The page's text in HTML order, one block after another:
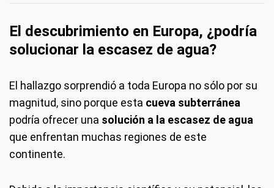
El descubrimiento en Europa, ¿podría
solucionar la escasez de agua?
El hallazgo sorprendió a toda Europa no sólo por su
magnitud, sino porque esta cueva subterránea
podría ofrecer una solución a la escasez de agua
que enfrentan muchas regiones de este
continente.